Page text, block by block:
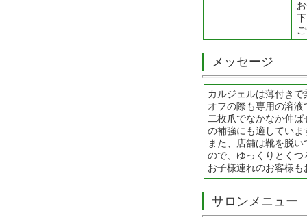
メッセージ
カルジェルは薄付き
オフの際も専用の溶
二枚爪でなかなか伸
の補強にも適していま
また、店舗は靴を脱
ので、ゆっくりとく
お子様連れのお客様
サロンメニュー